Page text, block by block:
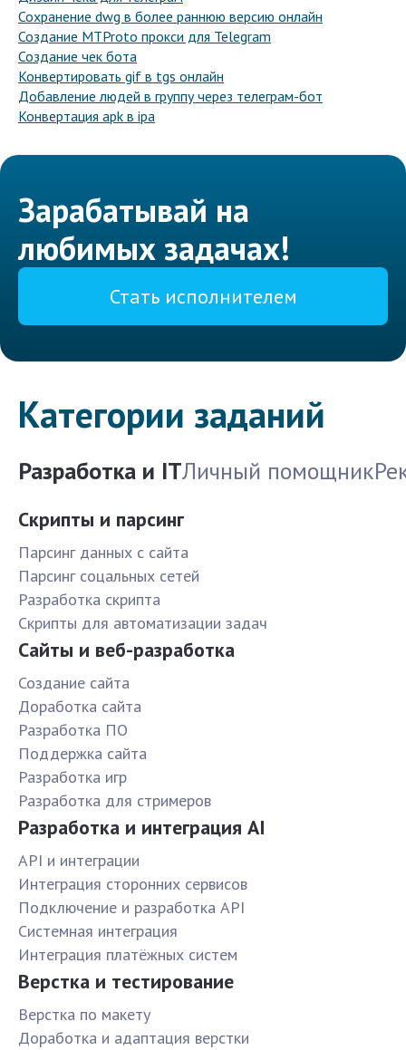
Сохранение dwg в более раннюю версию онлайн
Создание MTProto прокси для Telegram
Создание чек бота
Конвертировать gif в tgs онлайн
Добавление людей в группу через телеграм-бот
Конвертация apk в ipa
Зарабатывай на
любимых задачах!
Стать исполнителем
Категории заданий
Разработка и ITЛичный помощник
Скрипты и парсинг
Парсинг данных с сайта
Парсинг соцальных сетей
Разработка скрипта
Скрипты для автоматизации задач
Сайты и веб-разработка
Создание сайта
Доработка сайта
Разработка ПО
Поддержка сайта
Разработка игр
Разработка для стримеров
Разработка и интеграция AI
API и интеграции
Интеграция сторонних сервисов
Подключение и разработка API
Системная интеграция
Интеграция платёжных систем
Верстка и тестирование
Верстка по макету
Доработка и адаптация верстки